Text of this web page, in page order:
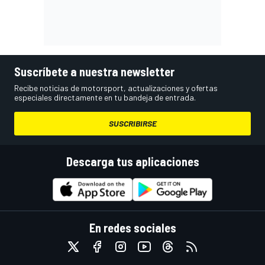
Suscríbete a nuestra newsletter
Recibe noticias de motorsport, actualizaciones y ofertas
especiales directamente en tu bandeja de entrada.
SUSCRIBIRSE
Descarga tus aplicaciones
En redes sociales